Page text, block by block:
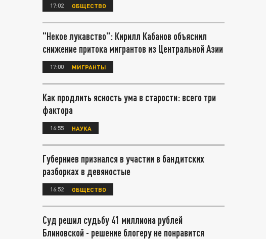
17:02 ОБЩЕСТВО
"Некое лукавство": Кирилл Кабанов объяснил
снижение притока мигрантов из Центральной Азии
17:00 МИГРАНТЫ
Как продлить ясность ума в старости: всего три
фактора
16:55 НАУКА
Губерниев признался в участии в бандитских
разборках в девяностые
16:52 ОБЩЕСТВО
Суд решил судьбу 41 миллиона рублей
Блиновской - решение блогеру не понравится